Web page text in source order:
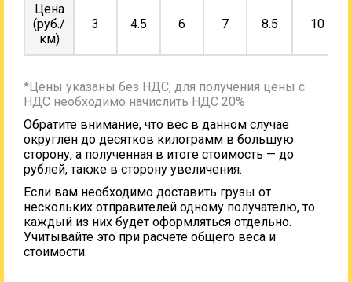
Цена
(руб./
км)
3 4.5 6 7 8.5 10
*Цены указаны без НДС, для получения цены с
НДС необходимо начислить НДС 20%
Обратите внимание, что вес в данном случае
округлен до десятков килограмм в большую
сторону, а полученная в итоге стоимость — до
рублей, также в сторону увеличения.
Если вам необходимо доставить грузы от
нескольких отправителей одному получателю, то
каждый из них будет оформляться отдельно.
Учитывайте это при расчете общего веса и
стоимости.